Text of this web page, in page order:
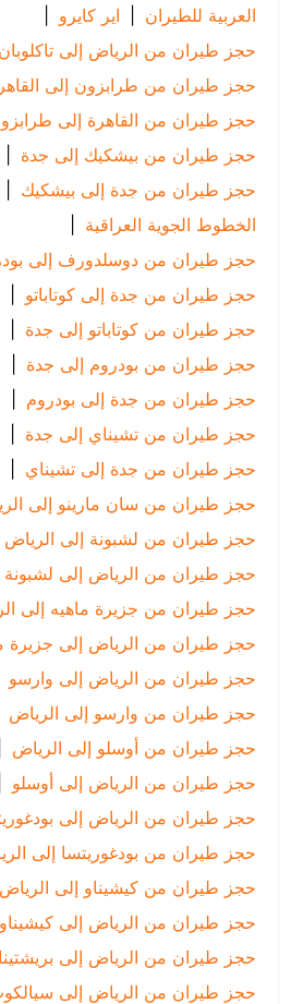
العربية للطيران | اير كايرو
|
حجز طيران من الرياض إلى تاكلوبان |
حجز طيران من طرابزون إلى القاهرة |
حجز طيران من القاهرة إلى طرابزون |
حجز طيران من بيشكيك إلى جدة
حجز طيران من جدة إلى بيشكيك |
الخطوط الجوية العراقية
حجز طيران من دوسلدورف إلى بودروم |
حجز طيران من جدة إلى كوتاباتو |
حجز طيران من كوتاباتو إلى جدة
حجز طيران من بودروم إلى جدة
حجز طيران من جدة إلى بودروم |
حجز طيران من تشيناي إلى جدة
حجز طيران من جدة إلى تشيناي |
حجز طيران من سان مارينو إلى الرياض
|
حجز طيران من لشبونة إلى الرياض
|
حجز طيران من الرياض إلى لشبونة |
حجز طيران من جزيرة ماهيه إلى الرياض
حجز طيران من الرياض إلى جزيرة ماهيه
حجز طيران من الرياض إلى وارسو
|
حجز طيران من وارسو إلى الرياض
|
حجز طيران من أوسلو إلى الرياض
|
حجز طيران من الرياض إلى أوسلو
|
حجز طيران من الرياض إلى بودغوريتسا
|
حجز طيران من بودغوريتسا إلى الرياض
|
حجز طيران من كيشيناو إلى الرياض
|
حجز طيران من الرياض إلى كيشيناو |
حجز طيران من الرياض إلى بريشتينا |
حجز طيران من الرياض إلى سيالكوت |